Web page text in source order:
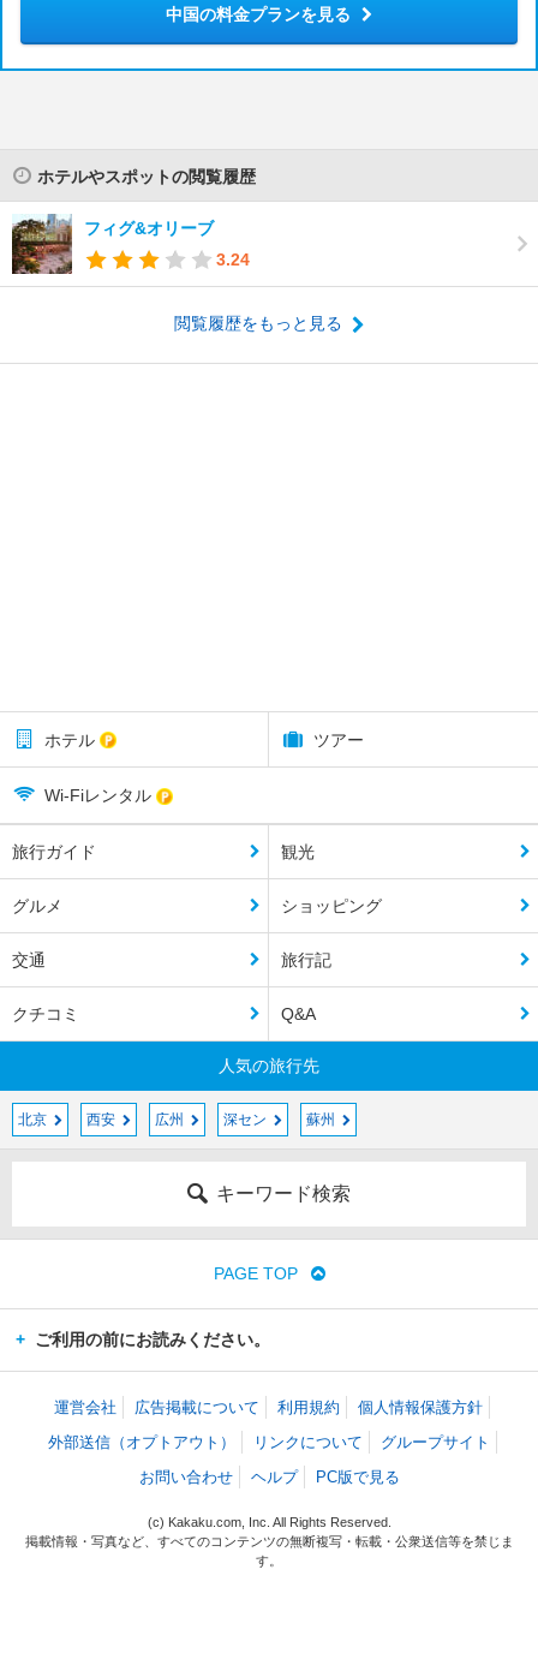
中国の料金プランを見る
ホテルやスポットの閲覧履歴
フィグ&オリーブ
3.24
閲覧履歴をもっと見る
ホテル ツアー
Wi-Fiレンタル
旅行ガイド 観光
グルメ ショッピング
交通 旅行記
クチコミ Q&A
人気の旅行先
北京 西安 広州 深セン 蘇州
キーワード検索
PAGE TOP
ご利用の前にお読みください。
運営会社 広告掲載について 利用規約
個人情報保護方針
外部送信（オプトアウト）
リンクについて
グループサイト
お問い合わせ
ヘルプ PC版で見る
(c) Kakaku.com, Inc. All Rights Reserved.
掲載情報・写真など、すべてのコンテンツの無断複写・転載・公衆送信等を禁じま
す。